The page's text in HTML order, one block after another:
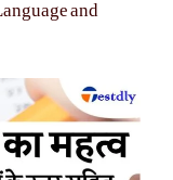
and